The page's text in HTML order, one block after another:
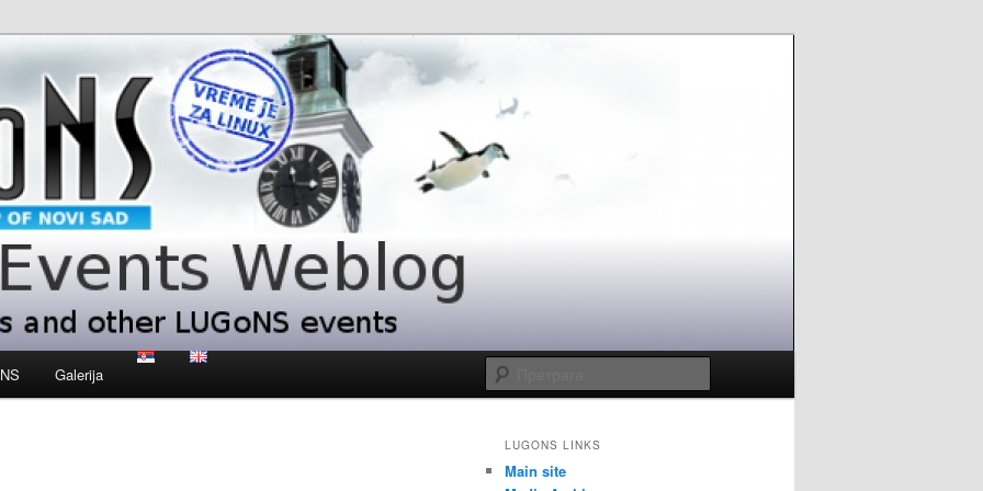
Weblog
events
Galerija
LUGONS LINKS
Main site